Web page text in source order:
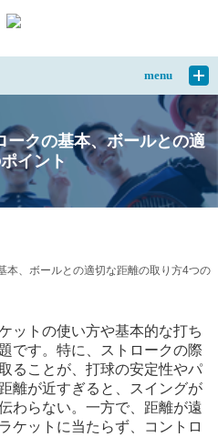
menu
ークの基本、ボールとの適
イント
本、ボールとの適切な距離の取り方4つの
ットの使い方や基本的な打ち
です。特に、ストロークの際
ることが、打球の安定性やパ
離が近すぎると、スイングが
わらない。一方で、距離が遠
ケットに当たらず、コントロ